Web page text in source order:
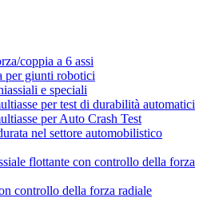
coppia a 6 assi
per giunti robotici
e speciali
per test di durabilità automatici
per Auto Crash Test
nel settore automobilistico
flottante con controllo della forza
controllo della forza radiale